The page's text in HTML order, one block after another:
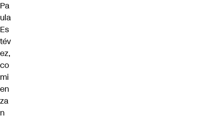
Pa
ula
Es
tév
ez,
co
mi
en
za
n